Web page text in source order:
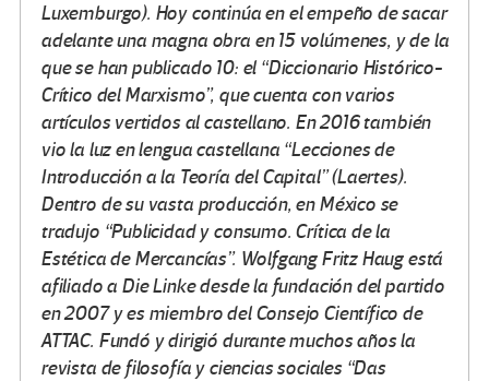
Luxemburgo). Hoy continúa en el empeño de sacar
adelante una magna obra en 15 volúmenes, y de la
que se han publicado 10: el “Diccionario Histórico-
Crítico del Marxismo”, que cuenta con varios
artículos vertidos al castellano. En 2016 también
vio la luz en lengua castellana “Lecciones de
Introducción a la Teoría del Capital” (Laertes).
Dentro de su vasta producción, en México se
tradujo “Publicidad y consumo. Crítica de la
Estética de Mercancías”. Wolfgang Fritz Haug está
afiliado a Die Linke desde la fundación del partido
en 2007 y es miembro del Consejo Científico de
ATTAC. Fundó y dirigió durante muchos años la
revista de filosofía y ciencias sociales “Das